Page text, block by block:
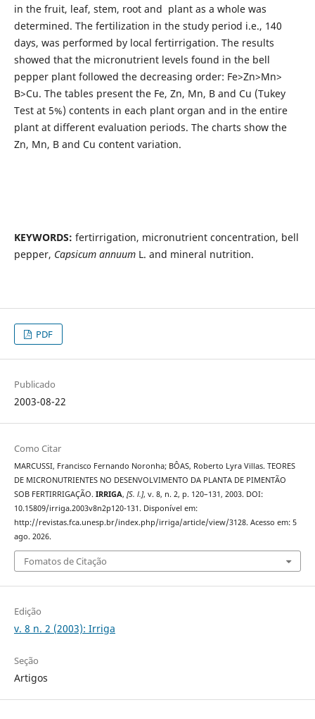
in the fruit, leaf, stem, root and plant as a whole was
determined. The fertilization in the study period i.e., 140
days, was performed by local fertirrigation. The results
showed that the micronutrient levels found in the bell
pepper plant followed the decreasing order: Fe>Zn>Mn>
B>Cu. The tables present the Fe, Zn, Mn, B and Cu (Tukey
Test at 5%) contents in each plant organ and in the entire
plant at different evaluation periods. The charts show the
Zn, Mn, B and Cu content variation.
KEYWORDS: fertirrigation, micronutrient concentration, bell
pepper, Capsicum annuumL. and mineral nutrition.
PDF
Publicado
2003-08-22
Como Citar
MARCUSSI, Francisco Fernando Noronha; BÔAS, Roberto Lyra Villas. TEORES
DE MICRONUTRIENTES NO DESENVOLVIMENTO DA PLANTA DE PIMENTÃO
SOB FERTIRRIGAÇÃO. IRRIGA, [S. l.], v. 8, n. 2, p. 120–131, 2003. DOI:
10.15809/irriga.2003v8n2p120-131. Disponível em:
http://revistas.fca.unesp.br/index.php/irriga/article/view/3128. Acesso em: 5
ago. 2026.
Fomatos de Citação
Edição
v. 8 n. 2 (2003): Irriga
Seção
Artigos